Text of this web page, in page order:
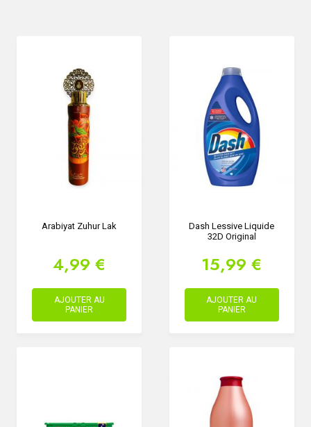
Arabiyat Zuhur Lak
4,99 €
AJOUTER AU
PANIER
Dash Lessive Liquide
32D Original
15,99 €
AJOUTER AU
PANIER